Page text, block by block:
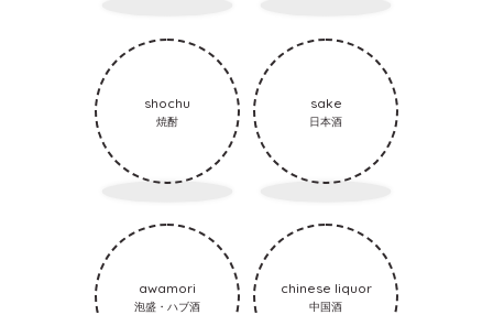
shochu
焼酎
sake
日本酒
awamori
泡盛・ハブ酒
chinese liquor
中国酒